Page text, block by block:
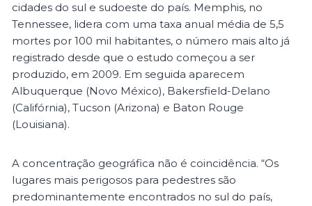
cidades do sul e sudoeste do país. Memphis, no
Tennessee, lidera com uma taxa anual média de 5,5
mortes por 100 mil habitantes, o número mais alto já
registrado desde que o estudo começou a ser
produzido, em 2009. Em seguida aparecem
Albuquerque (Novo México), Bakersfield-Delano
(Califórnia), Tucson (Arizona) e Baton Rouge
(Louisiana).
A concentração geográfica não é coincidência. “Os
lugares mais perigosos para pedestres são
predominantemente encontrados no sul do país,